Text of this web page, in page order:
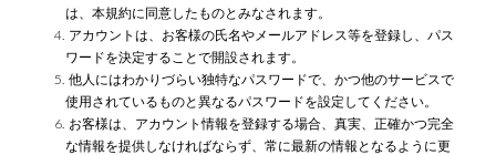
は、本規約に同意したものとみなされます。
4. アカウントは、お客様の氏名やメールアドレス等を登録し、パス
ワードを決定することで開設されます。
5. 他人にはわかりづらい独特なパスワードで、かつ他のサービスで
使用されているものと異なるパスワードを設定してください。
6. お客様は、アカウント情報を登録する場合、真実、正確かつ完全
な情報を提供しなければならず、常に最新の情報となるように更